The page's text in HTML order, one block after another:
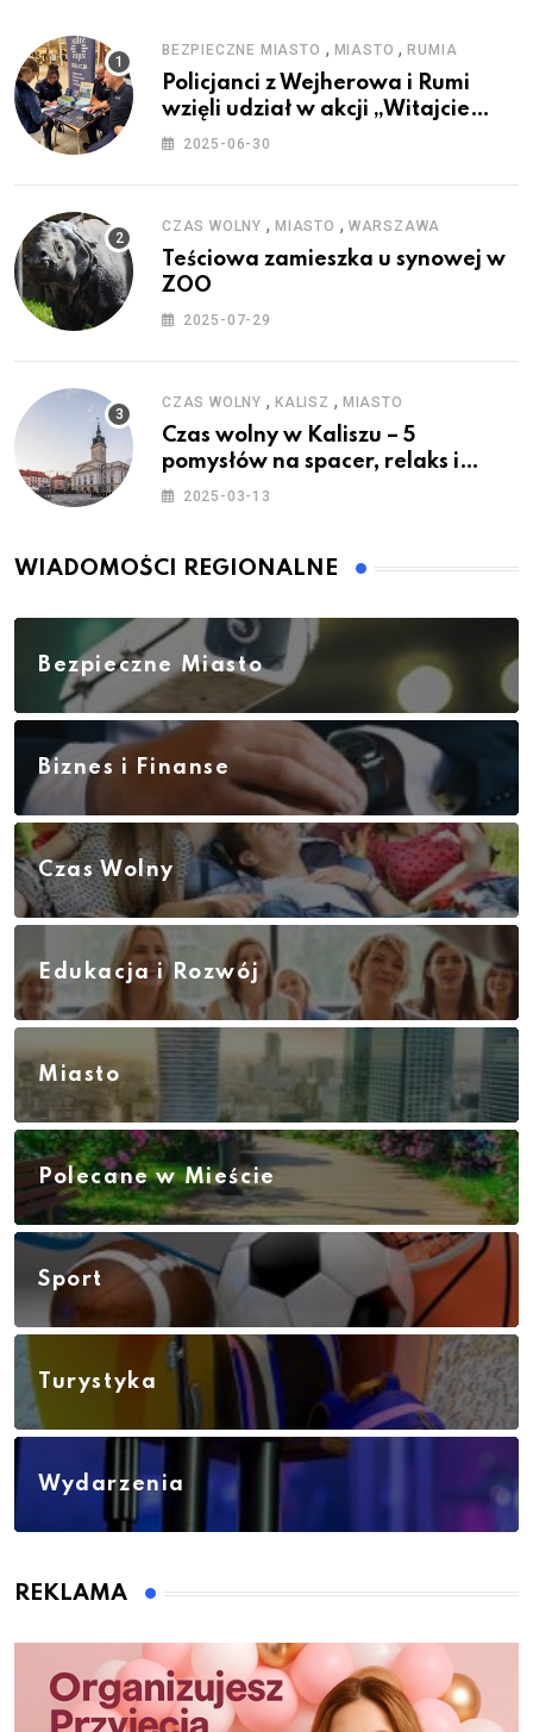
BEZPIECZNE MIASTO , MIASTO ,RUMIA
Policjanci z Wejherowa i Rumi
wzięli udział w akcji „Witajcie
Wakacje”
2025-06-30
CZAS WOLNY , MIASTO , WARSZAWA
Teściowa zamieszka u synowej w
ZOO
2025-07-29
CZAS WOLNY , KALISZ , MIASTO
Czas wolny w Kaliszu – 5
pomysłów na spacer, relaks i
rodzinne atrakcje
2025-03-13
WIADOMOŚCI REGIONALNE
Bezpieczne Miasto
Biznes i Finanse
Czas Wolny
Edukacja i Rozwój
Miasto
Polecane w Mieście
Sport
Turystyka
Wydarzenia
REKLAMA